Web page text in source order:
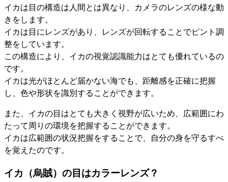
イカは目の構造は人間とは異なり、カメラのレンズの様な動
きをします。
イカは目にレンズがあり、レンズが回転することでピント調
整をしています。
この構造により、イカの視覚認識能力はとても優れているの
です。
イカは光がほとんど届かない海でも、距離感を正確に把握
し、色や形状を識別することができます。
また、イカの目はとても大きく視野が広いため、広範囲にわ
たって周りの環境を把握することができます。
イカは広範囲の状況把握をすることで、自分の身を守るすべ
を覚えたのです。
イカ（烏賊）の目はカラーレンズ？